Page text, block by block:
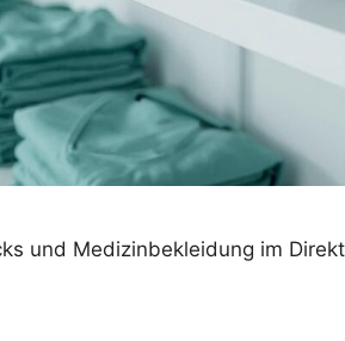
und Medizinbekleidung im